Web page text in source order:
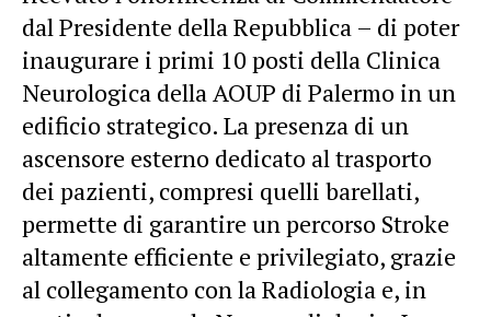
dal Presidente della Repubblica – di poter
inaugurare i primi 10 posti della Clinica
Neurologica della AOUP di Palermo in un
edificio strategico. La presenza di un
ascensore esterno dedicato al trasporto
dei pazienti, compresi quelli barellati,
permette di garantire un percorso Stroke
altamente efficiente e privilegiato, grazie
al collegamento con la Radiologia e, in